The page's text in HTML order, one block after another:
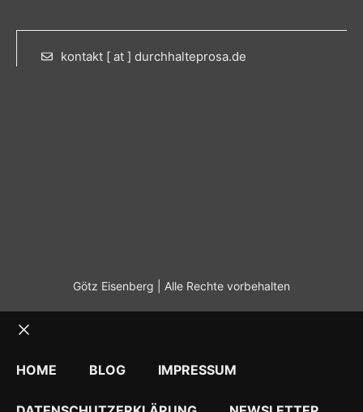
kontakt [ at ] durchhalteprosa.de
Götz Eisenberg | Alle Rechte vorbehalten
HOME
BLOG IMPRESSUM